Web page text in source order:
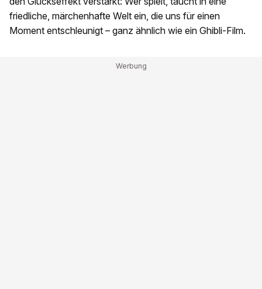
friedliche, märchenhafte Welt ein, die uns für einen
Moment entschleunigt – ganz ähnlich wie ein Ghibli-Film.